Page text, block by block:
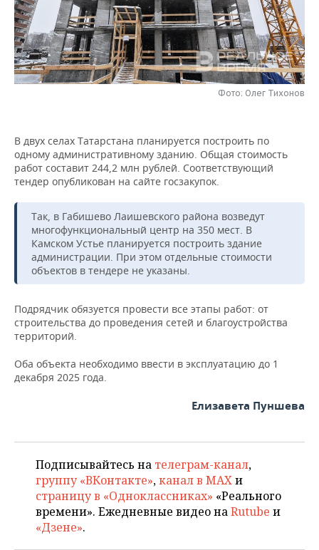
НЕФТЬ
ОПК
ЭНЕРГЕТИКА
РОЗНИЧНАЯ ТОРГОВЛЯ
ТРАНСПОРТ
УСЛУГИ
НОВОСТИ ТЕХНОЛОГИЙ
IT
МЕДИА
МЕРОПРИЯТИЯ
НОВОСТИ МЕРОПРИЯТИЙ
ВЫЕЗДНАЯ РЕДАКЦИЯ
ONLINE-КОНФЕРЕНЦИИ
ОТКРЫТАЯ ЛЕКЦИЯ
СПОРТ
НОВОСТИ СПОРТА
ХОККЕЙ
БАСКЕТБОЛ
ВОЛЕЙБОЛ
КИБЕРСПОРТ
ФИГУРНОЕ КАТАНИЕ
ВОДНЫЕ ВИДЫ СПОРТА
ХОККЕЙ С МЯЧОМ
ОБЩЕСТВО
ВЛАСТЬ
ИНФРАСТРУКТУРА
ИСТОРИЯ
КУЛЬТУРА
МЕДИЦИНА
ОБРАЗОВАНИЕ
ПРОИСШЕСТВИЯ
СЮЖЕТЫ
СПРАВОЧНИК
СПИСОК ПЕРСОН
СПИСОК КОМПАНИЙ
ПОЛНАЯ ВЕРСИЯ
Фото: Олег Тихонов
В двух селах Татарстана планируется построить по
одному административному зданию. Общая стоимость
работ составит 244,2 млн рублей. Соответствующий
тендер опубликован на сайте госзакупок.
Так, в Габишево Лаишевского района возведут
многофункциональный центр на 350 мест. В
Камском Устье планируется построить здание
администрации. При этом отдельные стоимости
объектов в тендере не указаны.
Подрядчик обязуется провести все этапы работ: от
строительства до проведения сетей и благоустройства
территорий.
Оба объекта необходимо ввести в эксплуатацию до 1
декабря 2025 года.
Елизавета Пуншева
Подписывайтесь на телеграм-канал,
группу «ВКонтакте»,канал в MAXи
страницу в «Одноклассниках» «Реального
времени». Ежедневные видео наRutube и
«Дзене».